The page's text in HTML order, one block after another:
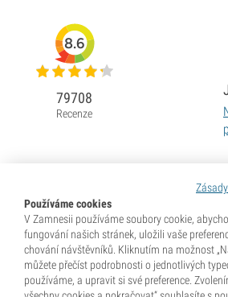
Používáme cookies
V Zamnesii používáme soubory cookie,
fungování našich stránek, uložili vaše
chování návštěvníků. Kliknutím na možnost
můžete přečíst podrobnosti o jednotlivých
používáme, a upravit si své preference.
8.6
79708
Recenze